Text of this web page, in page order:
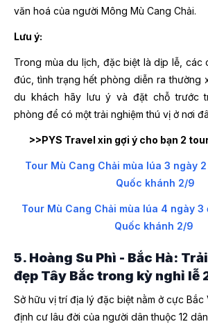
văn hoá của người Mông Mù Cang Chải.
Lưu ý:
Trong mùa du lịch, đặc biệt là dịp lễ, các
đúc, tình trạng hết phòng diễn ra thường
du khách hãy lưu ý và đặt chỗ trước
phòng để có một trải nghiệm thú vị ở nơi
>>PYS Travel xin gợi ý cho bạn 2
Tour Mù Cang Chải mùa lúa 3 ngày
Quốc khánh 2/9
Tour Mù Cang Chải mùa lúa 4 ngày 3
Quốc khánh 2/9
5. Hoàng Su Phì - Bắc Hà:
đẹp Tây Bắc trong kỳ nghỉ lễ
Sở hữu vị trí địa lý đặc biệt nằm ở cực Bắc
định cư lâu đời của người dân thuộc 12